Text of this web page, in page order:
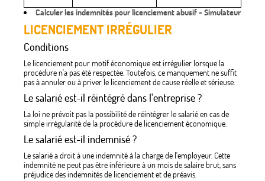
Calculer les indemnités pour licenciement abusif - Simulateur
LICENCIEMENT IRRÉGULIER
Conditions
Le licenciement pour motif économique est irrégulier lorsque la
procédure n'a pas été respectée. Toutefois, ce manquement ne suffit
pas à annuler ou à priver le licenciement de cause réelle et sérieuse.
Le salarié est-il réintégré dans l'entreprise ?
La loi ne prévoit pas la possibilité de réintégrer le salarié en cas de
simple irrégularité de la procédure de licenciement économique.
Le salarié est-il indemnisé ?
Le salarié a droit à une indemnité à la charge de l'employeur. Cette
indemnité ne peut pas être inférieure à un mois de salaire brut, sans
préjudice des indemnités de licenciement et de préavis.